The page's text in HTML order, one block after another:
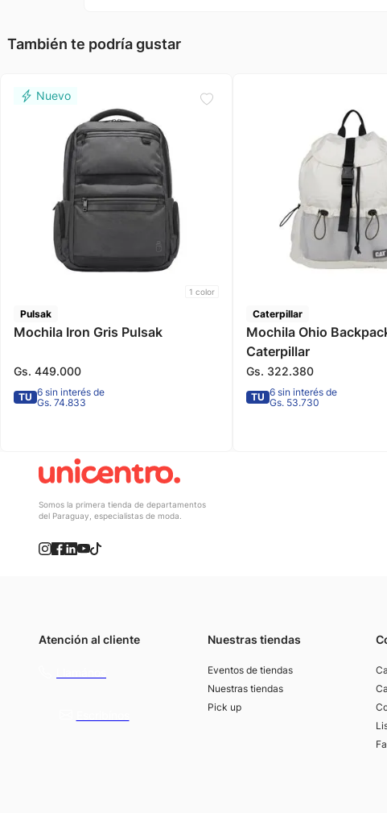
También te podría gustar
1 color
Pulsak
Mochila Iron Gris Pulsak
Gs. 449.000
TU 6 sin interés de
Gs. 74.833
Caterpillar
Mochila Ohio
Caterpillar
Gs. 322.380
TU 6 sin interés de
Gs. 53.730
Somos la primera tienda de departamentos
del Paraguay, especialistas de moda.
Atención al cliente
Nuestras tiendas
Eventos de tiendas
Nuestras tiendas
Pick up